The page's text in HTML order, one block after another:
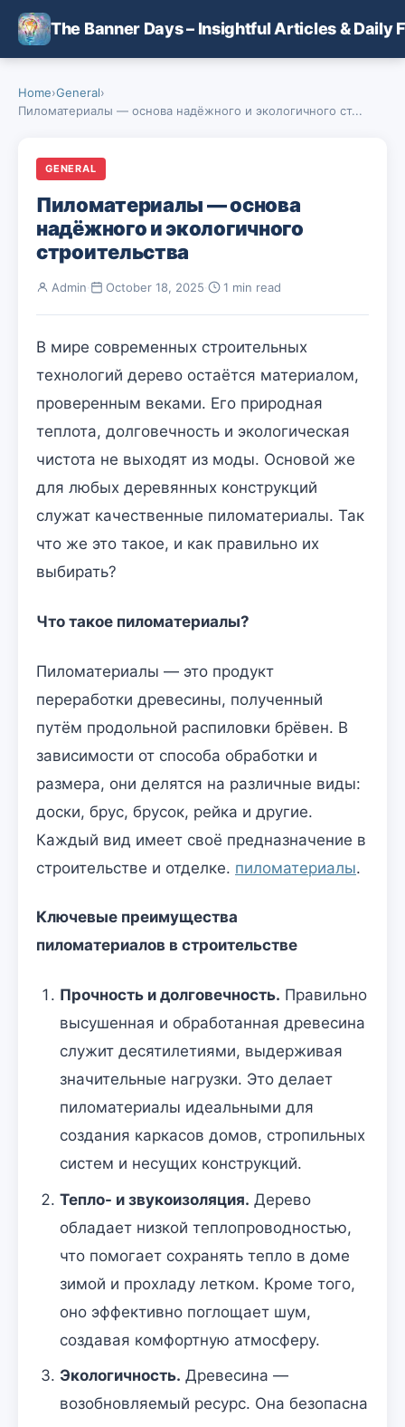
Skip to main content
The Banner Days – Insightful Articles & Daily
Home›General›
Пиломатериалы — основа надёжного и экологичного ст...
GENERAL
Пиломатериалы — основа
надёжного и экологичного
строительства
Admin October 18, 2025 1 min read
В мире современных строительных
технологий дерево остаётся материалом,
проверенным веками. Его природная
теплота, долговечность и экологическая
чистота не выходят из моды. Основой же
для любых деревянных конструкций
служат качественные пиломатериалы. Так
что же это такое, и как правильно их
выбирать?
Что такое пиломатериалы?
Пиломатериалы — это продукт
переработки древесины, полученный
путём продольной распиловки брёвен. В
зависимости от способа обработки и
размера, они делятся на различные виды:
доски, брус, брусок, рейка и другие.
Каждый вид имеет своё предназначение в
строительстве и отделке. пиломатериалы.
Ключевые преимущества
пиломатериалов в строительстве
Прочность и долговечность. Правильно
высушенная и обработанная древесина
служит десятилетиями, выдерживая
значительные нагрузки. Это делает
пиломатериалы идеальными для
создания каркасов домов, стропильных
систем и несущих конструкций.
Тепло- и звукоизоляция. Дерево
обладает низкой теплопроводностью,
что помогает сохранять тепло в доме
зимой и прохладу летком. Кроме того,
оно эффективно поглощает шум,
создавая комфортную атмосферу.
Экологичность. Древесина —
возобновляемый ресурс. Она безопасна